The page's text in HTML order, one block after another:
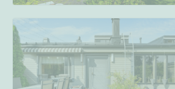
Joensuu Jyväskylä
Hinta